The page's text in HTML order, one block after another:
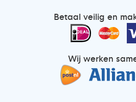
Betaal veilig en
Wij werken